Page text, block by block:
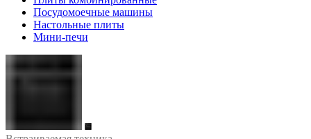
Посудомоечные машины
Настольные плиты
Мини-печи